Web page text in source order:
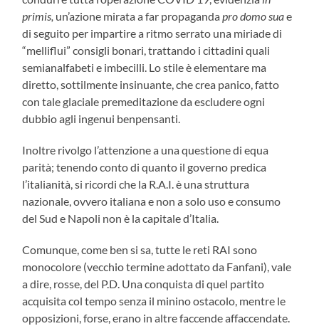
primis, un’azione mirata a far propagandapro domo suae
di seguito per impartire a ritmo serrato una miriade di
“melliflui” consigli bonari, trattando i cittadini quali
semianalfabeti e imbecilli. Lo stile è elementare ma
diretto, sottilmente insinuante, che crea panico, fatto
con tale glaciale premeditazione da escludere ogni
dubbio agli ingenui benpensanti.
Inoltre rivolgo l’attenzione a una questione di equa
parità; tenendo conto di quanto il governo predica
l’italianità, si ricordi che la R.A.I. è una struttura
nazionale, ovvero italiana e non a solo uso e consumo
del Sud e Napoli non è la capitale d’Italia.
Comunque, come ben si sa, tutte le reti RAI sono
monocolore (vecchio termine adottato da Fanfani), vale
a dire, rosse, del P.D. Una conquista di quel partito
acquisita col tempo senza il minino ostacolo, mentre le
opposizioni, forse, erano in altre faccende affaccendate.